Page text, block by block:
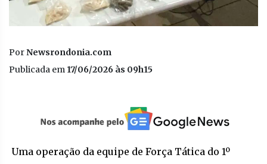
PorNewsrondonia.com
Publicada em 17/06/2026 às 09h15
Uma operação da equipe de Força Tática do 1º